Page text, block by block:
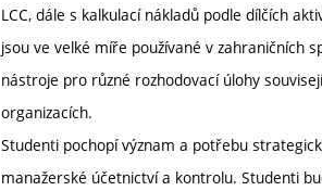
LCC, dále s kalkulací nákladů podle dílčích
jsou ve velké míře používané v zahraničních
nástroje pro různé rozhodovací úlohy
organizacích.
Studenti pochopí význam a potřebu
manažerské účetnictví a kontrolu. Studenti